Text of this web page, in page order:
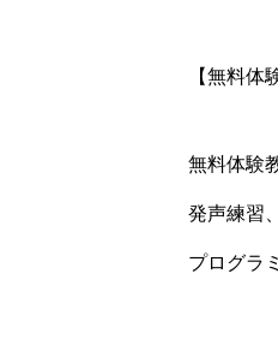
【無料体
無料体験
発声練習
プログラ